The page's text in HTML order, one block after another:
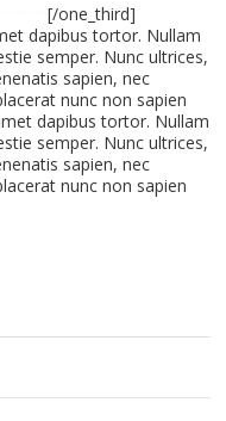
[/one_third]
dapibus tortor. Nullam
semper. Nunc ultrices,
sapien, nec
nunc non sapien
dapibus tortor. Nullam
semper. Nunc ultrices,
sapien, nec
nunc non sapien